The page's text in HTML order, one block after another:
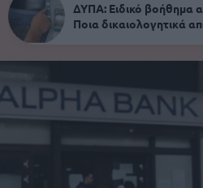
ΔΥΠΑ: Ειδικό βοήθημα
Ποια δικαιολογητικά